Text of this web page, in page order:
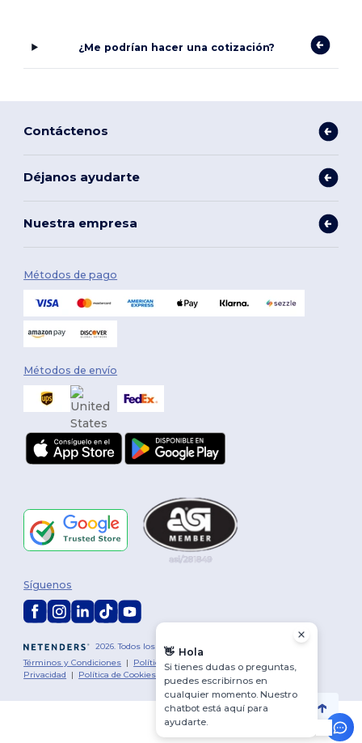
¿Me podrían hacer una cotización?
Contáctenos
Déjanos ayudarte
Nuestra empresa
Métodos de pago
Métodos de envío
2026. Todos los derechos reservados
Términos y Condiciones | Política de personalización
Política de
Privacidad | Política de Cookies
Síguenos
👋 Hola
Si tienes dudas o preguntas,
puedes escribirnos en
cualquier momento. Nuestro
chatbot está aquí para
ayudarte.